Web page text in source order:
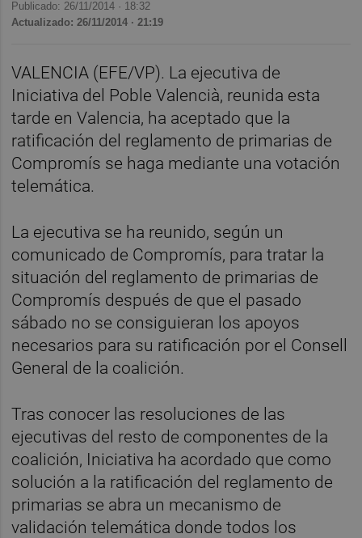
Publicado: 26/11/2014 · 18:32
Actualizado: 26/11/2014 · 21:19
VALENCIA (EFE/VP). La ejecutiva de
Iniciativa del Poble Valencià, reunida esta
tarde en Valencia, ha aceptado que la
ratificación del reglamento de primarias de
Compromís se haga mediante una votación
telemática.
La ejecutiva se ha reunido, según un
comunicado de Compromís, para tratar la
situación del reglamento de primarias de
Compromís después de que el pasado
sábado no se consiguieran los apoyos
necesarios para su ratificación por el Consell
General de la coalición.
Tras conocer las resoluciones de las
ejecutivas del resto de componentes de la
coalición, Iniciativa ha acordado que como
solución a la ratificación del reglamento de
primarias se abra un mecanismo de
validación telemática donde todos los